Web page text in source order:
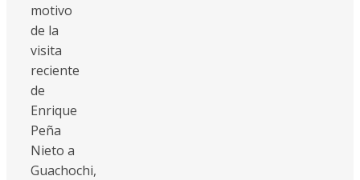
motivo
de la
visita
reciente
de
Enrique
Peña
Nieto a
Guachochi,